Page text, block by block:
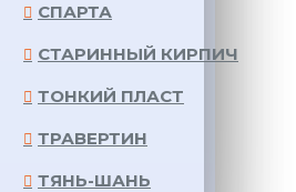
СПАРТА
СТАРИННЫЙ КИРПИЧ
ТОНКИЙ ПЛАСТ
ТРАВЕРТИН
ТЯНЬ-ШАНЬ